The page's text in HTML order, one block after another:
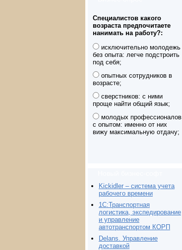
Специалистов какого
возраста предпочитаете
нанимать на работу?:
исключительно молодежь
без опыта: легче подстроить
под себя;
опытных сотрудников в
возрасте;
сверстников: с ними
проще найти общий язык;
молодых профессионалов
с опытом: именно от них
вижу максимальную отдачу;
Kickidler – система учета
рабочего времени
1С:Транспортная
логистика, экспедирование
и управление
автотранспортом КОРП
Delans. Управление
доставкой